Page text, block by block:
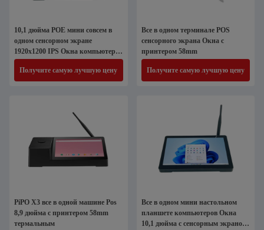
10,1 дюйма POE мини совсем в
одном сенсорном экране
1920x1200 IPS Окна компьютеров
ПК
Получите самую лучшую цену
Все в одном терминале POS
сенсорного экрана Окна с
принтером 58mm
Получите самую лучшую цену
PiPO X3 все в одной машине Pos
8,9 дюйма с принтером 58mm
термальным
Все в одном мини настольном
планшете компьютеров Окна
10,1 дюйма с сенсорным экраном